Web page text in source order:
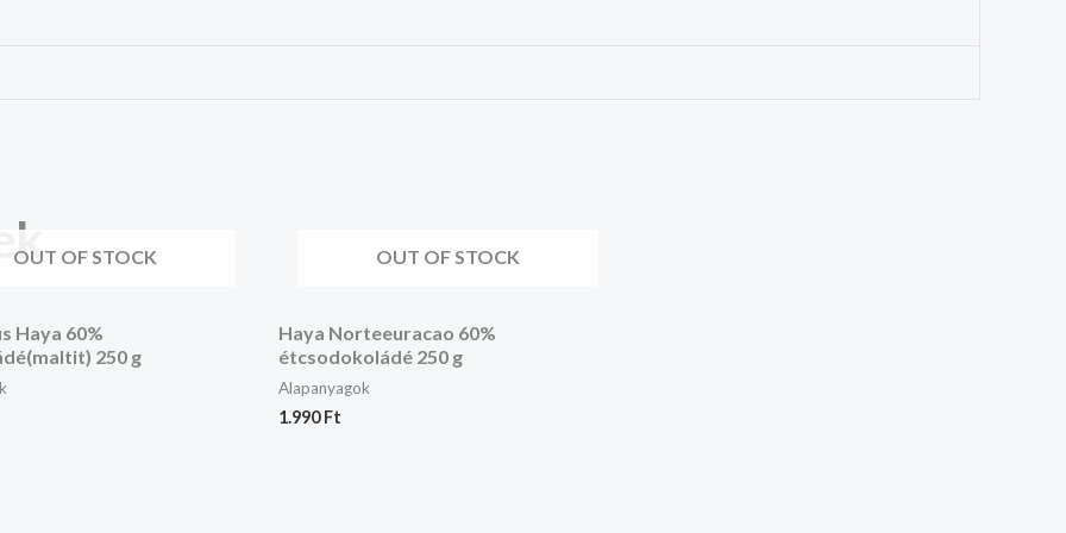
OUT OF STOCK
Haya 60%
250 g
OUT OF STOCK
Haya Norteeuracao 60%
étcsodokoládé 250 g
Alapanyagok
1.990Ft